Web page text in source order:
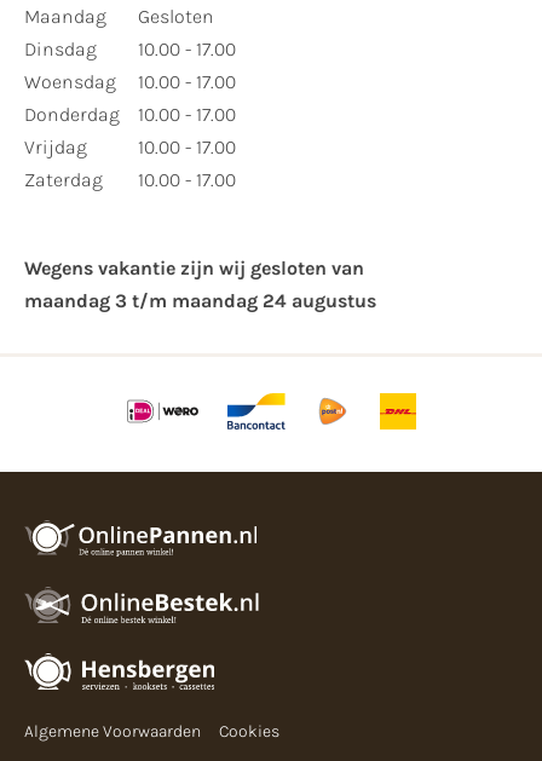
Maandag
Dinsdag
Woensdag
Donderdag
Vrijdag
Zaterdag
Gesloten
10.00 - 17.00
10.00 - 17.00
10.00 - 17.00
10.00 - 17.00
10.00 - 17.00
Wegens vakantie zijn wij gesloten van ​
maandag 3 t/m maandag 24 augustus
Algemene Voorwaarden Cookies